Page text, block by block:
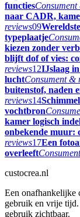
functies
naar CADR,
reviews09
typeplaatje
kiezen zonder
blijft dof of vies:
reviews12IJslaag
luchtConsument &
buitenstof, naden
reviews14
vochtbron
kamer logisch
onbekende muur:
reviews17Een
overleeft
custocrea.nl
Een onafhankelijke
gebruik en vrije
gebruik zichtbaar.